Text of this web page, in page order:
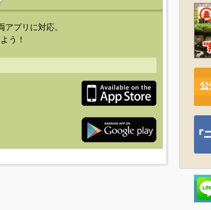
プリに対応。
う！